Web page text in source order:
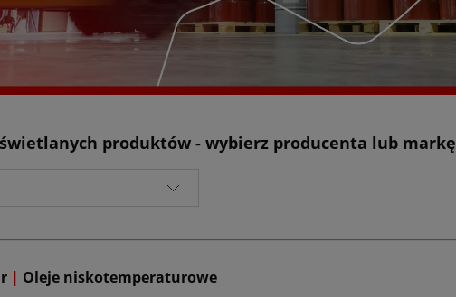
produktów - wybierz producenta lub markę
| Oleje niskotemperaturowe